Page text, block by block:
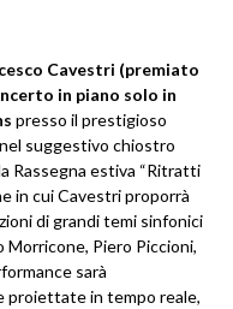
Cavestri (premiato
in piano solo in
presso il prestigioso
suggestivo chiostro
Rassegna estiva “Ritratti
in cui Cavestri proporrà
di grandi temi sinfonici
Morricone, Piero Piccioni,
sarà
proiettate in tempo reale,